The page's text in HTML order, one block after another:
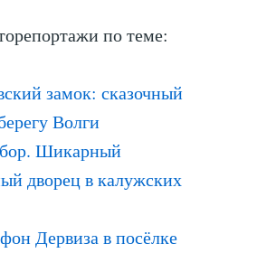
по теме:
замок: сказочный
Волги
Шикарный
дворец в калужских
Дервиза в посёлке